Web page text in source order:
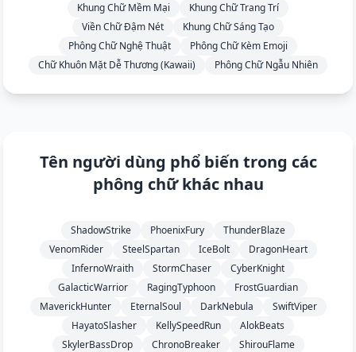
Khung Chữ Mềm Mại
Khung Chữ Trang Trí
Viền Chữ Đậm Nét
Khung Chữ Sáng Tạo
Phông Chữ Nghệ Thuật
Phông Chữ Kèm Emoji
Chữ Khuôn Mặt Dễ Thương (Kawaii)
Phông Chữ Ngẫu Nhiên
Tên người dùng phổ biến trong các
phông chữ khác nhau
ShadowStrike PhoenixFury
ThunderBlaze
VenomRider
SteelSpartan IceBolt
DragonHeart
InfernoWraith
StormChaser
CyberKnight
GalacticWarrior
RagingTyphoon
FrostGuardian
MaverickHunter
EternalSoul DarkNebula
SwiftViper
HayatoSlasher
KellySpeedRun
AlokBeats
SkylerBassDrop
ChronoBreaker
ShirouFlame